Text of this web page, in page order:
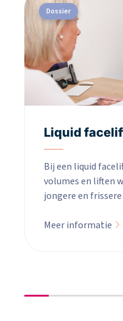
Dossier
Liquid
Bij een liquid
volumes en liften
jongere en
Meer informatie